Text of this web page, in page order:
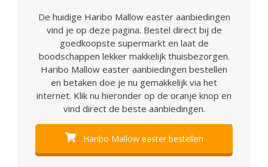
De huidige Haribo Mallow easter aanbiedingen
vind je op deze pagina. Bestel direct bij de
goedkoopste supermarkt en laat de
boodschappen lekker makkelijk thuisbezorgen.
Haribo Mallow easter aanbiedingen bestellen
en betaken doe je nu gemakkelijk via het
internet. Klik nu hieronder op de oranje knop en
vind direct de beste aanbiedingen.
Haribo Mallow easter bestellen